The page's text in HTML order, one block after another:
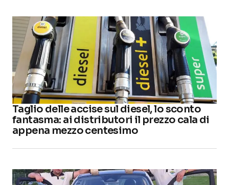
Taglio delle accise sul diesel, lo sconto
fantasma: ai distributori il prezzo cala di
appena mezzo centesimo